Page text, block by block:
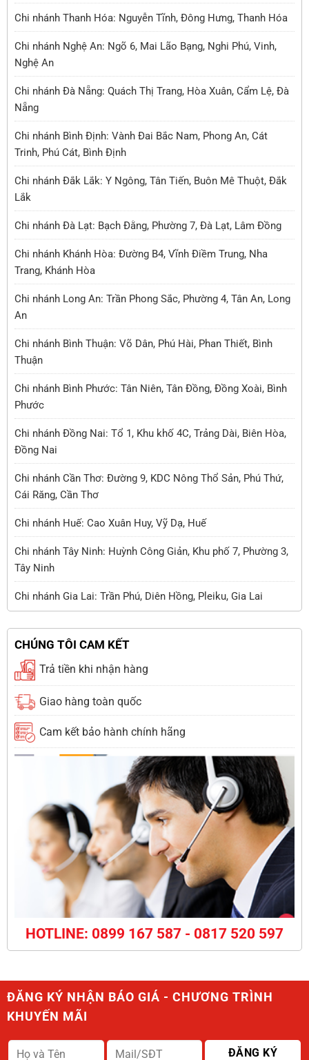
Chi nhánh Thanh Hóa: Nguyễn Tĩnh, Đông Hưng, Thanh Hóa
Chi nhánh Nghệ An: Ngõ 6, Mai Lão Bạng, Nghi Phú, Vinh,
Nghệ An
Chi nhánh Đà Nẵng: Quách Thị Trang, Hòa Xuân, Cẩm Lệ, Đà
Nẵng
Chi nhánh Bình Định: Vành Đai Bắc Nam, Phong An, Cát
Trinh, Phú Cát, Bình Định
Chi nhánh Đắk Lắk: Y Ngông, Tân Tiến, Buôn Mê Thuột, Đắk
Lắk
Chi nhánh Đà Lạt: Bạch Đằng, Phường 7, Đà Lạt, Lâm Đồng
Chi nhánh Khánh Hòa: Đường B4, Vĩnh Điềm Trung, Nha
Trang, Khánh Hòa
Chi nhánh Long An: Trần Phong Sắc, Phường 4, Tân An, Long
An
Chi nhánh Bình Thuận: Võ Dân, Phú Hài, Phan Thiết, Bình
Thuận
Chi nhánh Bình Phước: Tân Niên, Tân Đồng, Đồng Xoài, Bình
Phước
Chi nhánh Đồng Nai: Tổ 1, Khu khố 4C, Trảng Dài, Biên Hòa,
Đồng Nai
Chi nhánh Cần Thơ: Đường 9, KDC Nông Thổ Sản, Phú Thứ,
Cái Răng, Cần Thơ
Chi nhánh Huế: Cao Xuân Huy, Vỹ Dạ, Huế
Chi nhánh Tây Ninh: Huỳnh Công Giản, Khu phố 7, Phường 3,
Tây Ninh
Chi nhánh Gia Lai: Trần Phú, Diên Hồng, Pleiku, Gia Lai
CHÚNG TÔI CAM KẾT
Trả tiền khi nhận hàng
Giao hàng toàn quốc
Cam kết bảo hành chính hãng
HOTLINE: 0899 167 587 - 0817 520 597
ĐĂNG KÝ NHẬN BÁO GIÁ - CHƯƠNG TRÌNH
KHUYẾN MÃI